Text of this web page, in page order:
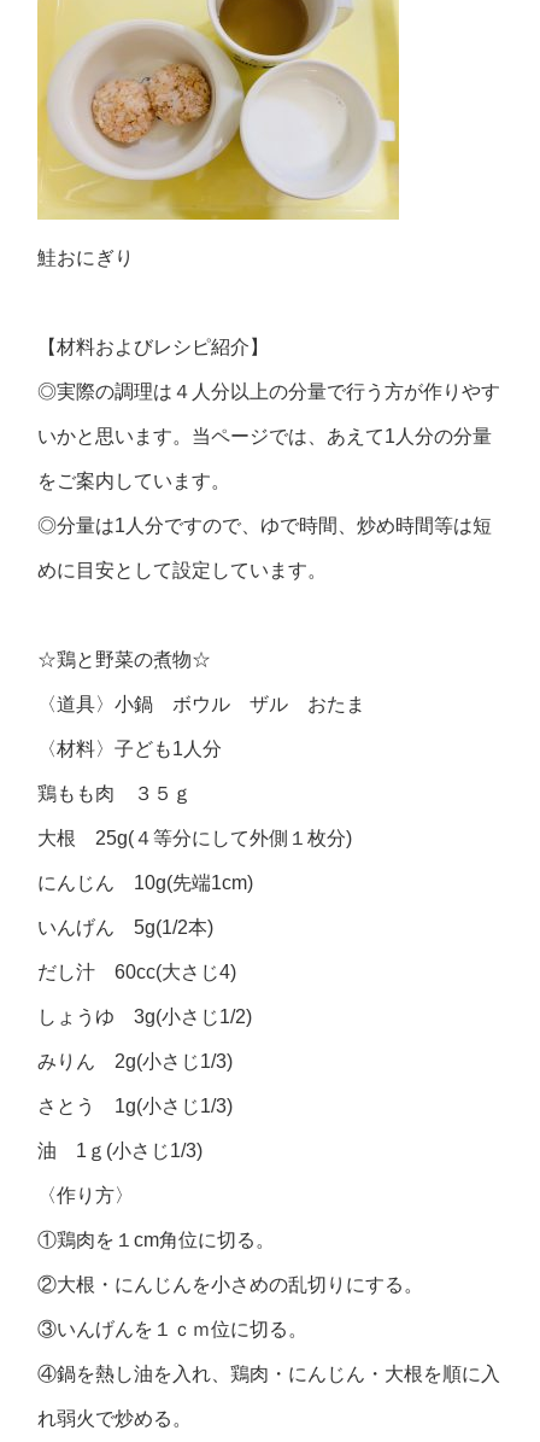
鮭おにぎり
【材料およびレシピ紹介】
◎実際の調理は４人分以上の分量で行う方が作りやす
いかと思います。当ページでは、あえて1人分の分量
をご案内しています。
◎分量は1人分ですので、ゆで時間、炒め時間等は短
めに目安として設定しています。
☆鶏と野菜の煮物☆
〈道具〉小鍋 ボウル ザル おたま
〈材料〉子ども1人分
鶏もも肉 ３５ｇ
大根 25g(４等分にして外側１枚分)
にんじん 10g(先端1cm)
いんげん 5g(1/2本)
だし汁 60cc(大さじ4)
しょうゆ 3g(小さじ1/2)
みりん 2g(小さじ1/3)
さとう 1g(小さじ1/3)
油 1ｇ(小さじ1/3)
〈作り方〉
①鶏肉を１cm角位に切る。
②大根・にんじんを小さめの乱切りにする。
③いんげんを１ｃｍ位に切る。
④鍋を熱し油を入れ、鶏肉・にんじん・大根を順に入
れ弱火で炒める。